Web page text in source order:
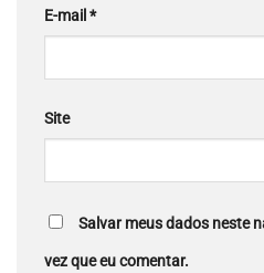
E-mail*
Site
Salvar meus dados neste
vez que eu comentar.